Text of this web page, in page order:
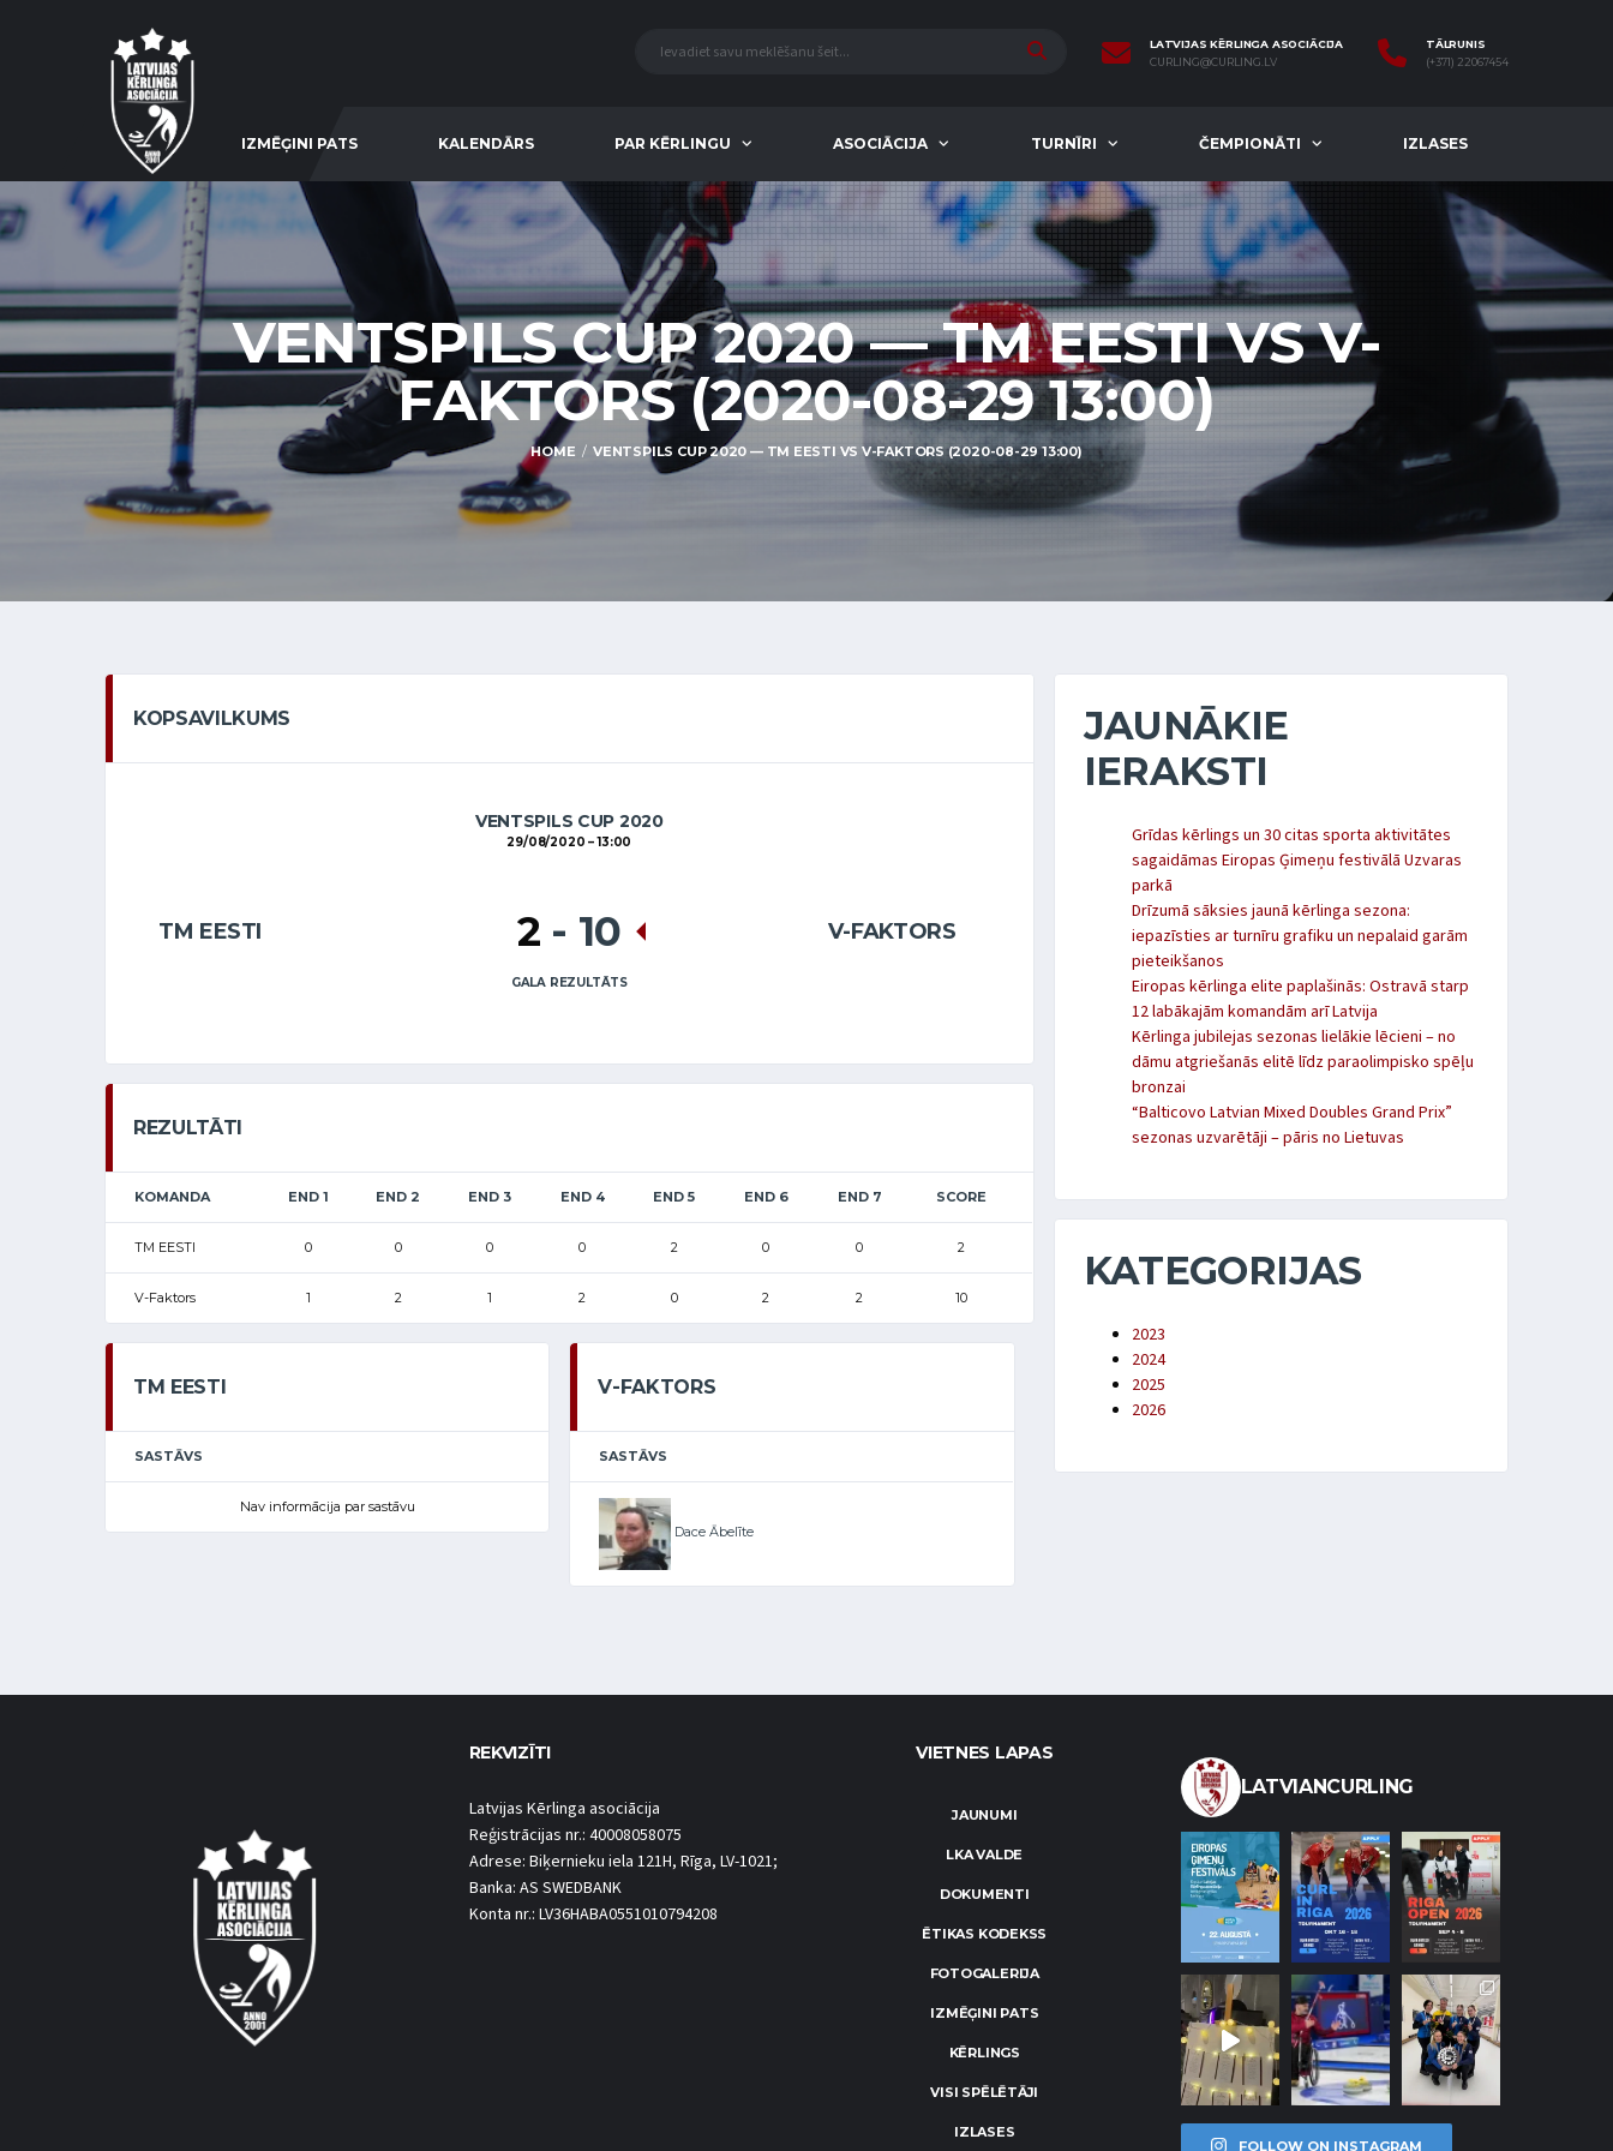
LATVIJAS KĒRLINGA ASOCIĀCIJA
CURLING@CURLING.LV
TĀLRUNIS
(+371) 22067454
IZMĒĢINI PATS KALENDĀRS PAR KĒRLINGU ASOCIĀCIJA TURNĪRI ČEMPIONĀTI IZLASES
VENTSPILS CUP 2020 — TM EESTI VS V-
FAKTORS (2020-08-29 13:00)
HOME VENTSPILS CUP 2020 — TM EESTI VS V-FAKTORS (2020-08-29 13:00)
KOPSAVILKUMS
VENTSPILS CUP 2020
29/08/2020 13:00
TM EESTI V-FAKTORS
2 - 10
GALA REZULTĀTS
REZULTĀTI
KOMANDA END 1 END 2 END 3 END 4 END 5 END 6 END 7 SCORE
TM EESTI 0 0 0 0 2 0 0 2
V-Faktors 1 2 1 2 0 2 2 10
TM EESTI
SASTĀVS
Nav informācija par sastāvu
V-FAKTORS
SASTĀVS
Dace Ābelīte
JAUNĀKIE
IERAKSTI
Grīdas kērlings un 30 citas sporta aktivitātes
sagaidāmas Eiropas Ģimeņu festivālā Uzvaras
parkā
Drīzumā sāksies jaunā kērlinga sezona:
iepazīsties ar turnīru grafiku un nepalaid garām
pieteikšanos
Eiropas kērlinga elite paplašinās: Ostravā starp
12 labākajām komandām arī Latvija
Kērlinga jubilejas sezonas lielākie lēcieni – no
dāmu atgriešanās elitē līdz paraolimpisko spēļu
bronzai
“Balticovo Latvian Mixed Doubles Grand Prix”
sezonas uzvarētāji – pāris no Lietuvas
KATEGORIJAS
2023
2024
2025
2026
REKVIZĪTI
Latvijas Kērlinga asociācija
Reģistrācijas nr.: 40008058075
Adrese: Biķernieku iela 121H, Rīga, LV-1021;
Banka: AS SWEDBANK
Konta nr.: LV36HABA0551010794208
VIETNES LAPAS
JAUNUMI
LKA VALDE
DOKUMENTI
ĒTIKAS KODEKSS
FOTOGALERIJA
IZMĒĢINI PATS
KĒRLINGS
VISI SPĒLĒTĀJI
IZLASES
LATVIANCURLING
FOLLOW ON INSTAGRAM